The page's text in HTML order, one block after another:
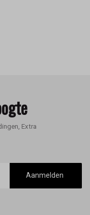
Extra
Aanmelden